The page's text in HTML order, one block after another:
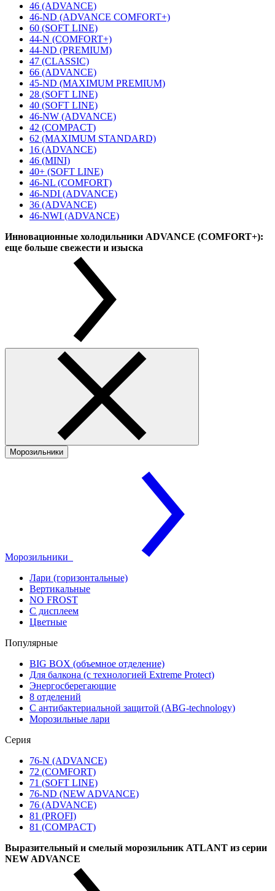
46 (ADVANCE)
46-ND (ADVANCE COMFORT+)
60 (SOFT LINE)
44-N (COMFORT+)
44-ND (PREMIUM)
47 (CLASSIC)
66 (ADVANCE)
45-ND (MAXIMUM PREMIUM)
28 (SOFT LINE)
40 (SOFT LINE)
46-NW (ADVANCE)
42 (COMPACT)
62 (MAXIMUM STANDARD)
16 (ADVANCE)
46 (MINI)
40+ (SOFT LINE)
46-NL (COMFORT)
46-NDI (ADVANCE)
36 (ADVANCE)
46-NWI (ADVANCE)
Инновационные холодильники ADVANCE (COMFORT+):
еще больше свежести и изыска
Морозильники
Морозильники
Лари (горизонтальные)
Вертикальные
NO FROST
С дисплеем
Цветные
Популярные
BIG BOX (объемное отделение)
Для балкона (с технологией Extreme Protect)
Энергосберегающие
8 отделений
С антибактериальной защитой (ABG-technology)
Морозильные лари
Серия
76-N (ADVANCE)
72 (COMFORT)
71 (SOFT LINE)
76-ND (NEW ADVANCE)
76 (ADVANCE)
81 (PROFI)
81 (COMPACT)
Выразительный и смелый морозильник ATLANT из серии
NEW ADVANCE